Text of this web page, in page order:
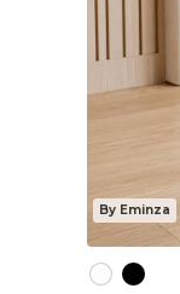
By Eminza